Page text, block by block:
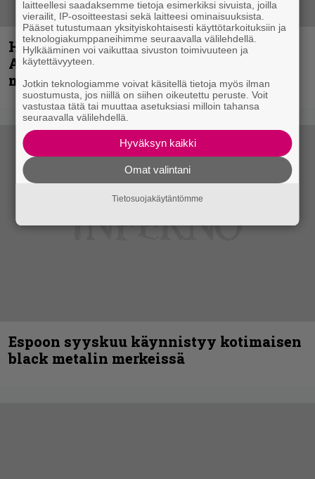
Hellsinki Metal Festival kuvina, osa 1 –
Accept, Carcass, Black Label Society ja
muita avauspäivän esiintyjiä
Espoon syyskuu käynnistyy kotimaisen
black metalin merkeissä
laitteellesi saadaksemme tietoja esimerkiksi sivuista, joilla
vierailit, IP-osoitteestasi sekä laitteesi ominaisuuksista.
Pääset tutustumaan yksityiskohtaisesti käyttötarkoituksiin ja
teknologiakumppaneihimme seuraavalla välilehdellä.
Hylkääminen voi vaikuttaa sivuston toimivuuteen ja
käytettävyyteen.
Jotkin teknologiamme voivat käsitellä tietoja myös ilman
suostumusta, jos niillä on siihen oikeutettu peruste. Voit
vastustaa tätä tai muuttaa asetuksiasi milloin tahansa
seuraavalla välilehdellä.
Hyväksyn kaikki
Omat valintani
Tietosuojakäytäntömme